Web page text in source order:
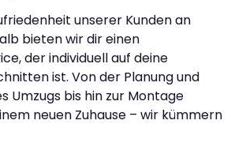
unserer Kunden an
bieten wir dir einen
der individuell auf deine
ist. Von der Planung und
Umzugs bis hin zur Montage
neuen Zuhause – wir kümmern